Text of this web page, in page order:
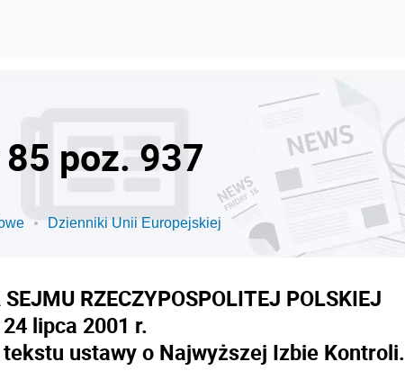
poz. 937
Dzienniki Unii Europejskiej
RZECZYPOSPOLITEJ POLSKIEJ
lipca 2001 r.
ustawy o Najwyższej Izbie Kontroli.